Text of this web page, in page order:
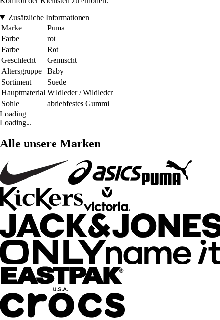
Zusätzliche Informationen
Marke
Puma
Farbe
rot
Farbe
Rot
Geschlecht
Gemischt
Altersgruppe
Baby
Sortiment
Suede
Hauptmaterial Wildleder / Wildleder
Sohle
abriebfestes Gummi
Loading...
Loading...
Alle unsere Marken